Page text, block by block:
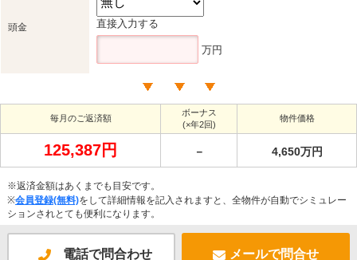
頭金 直接入力する
万円
毎月のご返済額
ボーナス
(×年2回)
物件価格
125,387円 － 4,650万円
※返済金額はあくまでも目安です。
※会員登録(無料)をして詳細情報を記入されますと、全物件が自動でシミュレー
ションされとても便利になります。
電話で問合わせ メールで問合せ